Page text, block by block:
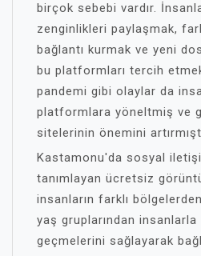
birçok sebebi vardır.
zenginlikleri paylaşmak,
bağlantı kurmak ve yeni
bu platformları tercih
pandemi gibi olaylar da
platformlara yöneltmiş ve
sitelerinin önemini
Kastamonu'da sosyal
tanımlayan ücretsiz
insanların farklı
yaş gruplarından
geçmelerini sağlayarak